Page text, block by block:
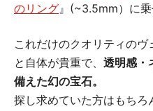
のリング』(~3.5mm）に乗
これだけのクオリティの
と自体が貴重で、 透明感・
備えた幻の宝石。
探し求めていた方はもち